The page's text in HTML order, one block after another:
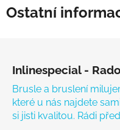
Ostatní
Inlinespecial -
Brusle a bruslení
které u nás najdete
si jisti kvalitou. Rádi